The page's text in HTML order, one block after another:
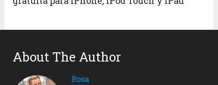
About The Author
Rosa